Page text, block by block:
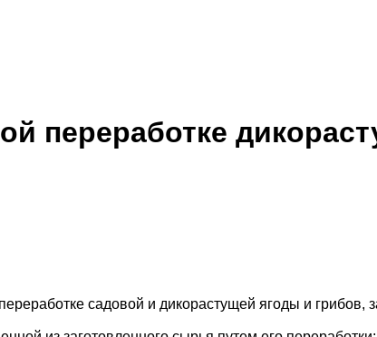
переработке
садовой и дикорастущей ягоды и